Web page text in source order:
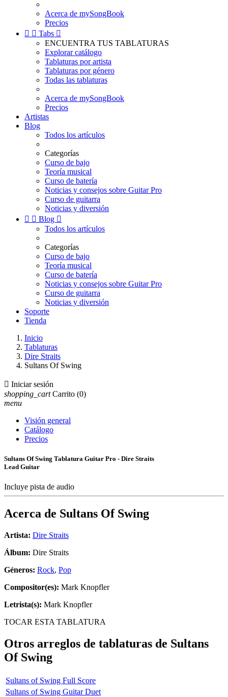
Acerca de mySongBook
Precios
  Tabs 
ENCUENTRA TUS TABLATURAS
Explorar catálogo
Tablaturas por artista
Tablaturas por género
Todas las tablaturas
Acerca de mySongBook
Precios
Artistas
Blog
Todos los artículos
Categorías
Curso de bajo
Teoría musical
Curso de batería
Noticias y consejos sobre Guitar Pro
Curso de guitarra
Noticias y diversión
  Blog 
Todos los artículos
Categorías
Curso de bajo
Teoría musical
Curso de batería
Noticias y consejos sobre Guitar Pro
Curso de guitarra
Noticias y diversión
Soporte
Tienda
Inicio
Tablaturas
Dire Straits
Sultans Of Swing
 Iniciar sesión
shopping_cart Carrito (0)
menu
Visión general
Catálogo
Precios
Sultans Of Swing Tablatura Guitar Pro - Dire Straits
Lead Guitar
Incluye pista de audio
Acerca de Sultans Of Swing
Artista: Dire Straits
Álbum: Dire Straits
Géneros: Rock, Pop
Compositor(es): Mark Knopfler
Letrista(s): Mark Knopfler
TOCAR ESTA TABLATURA
Otros arreglos de tablaturas de Sultans
Of Swing
Sultans of Swing Full Score
Sultans of Swing Guitar Duet